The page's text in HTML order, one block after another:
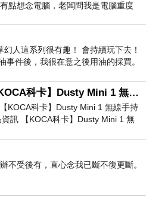
點想念電腦，老闆問我是電腦重度
人這系列很有趣！ 會持續玩下去！
事件後，我很在意之後用油的採買。
之前就很愛
開箱｜【KOCA科卡】Dusty Mini 1 無線手持吸塵器
KOCA科卡】Dusty Mini 1 無線手持
訊 【KOCA科卡】Dusty Mini 1 無
評語： 能吸、能吹兼具兩
不受後有，直心念我已斷不復更斷。